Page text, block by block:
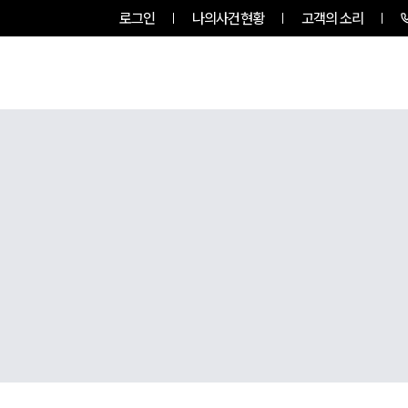
로그인 나의사건현황 고객의 소리